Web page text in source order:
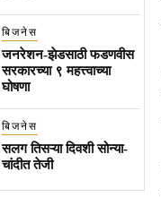
बिजनेस
जनरेशन-झेडसाठी फडणवीस
सरकारच्या ९ महत्त्वाच्या
घोषणा
बिजनेस
सलग तिसऱ्या दिवशी सोन्या-
चांदीत तेजी